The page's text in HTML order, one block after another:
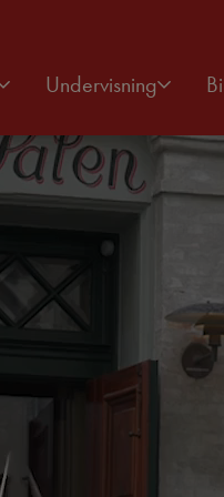
Undervisning